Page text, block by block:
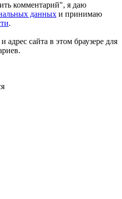
комментарий", я даю
данных и принимаю
.
адрес сайта в этом браузере для